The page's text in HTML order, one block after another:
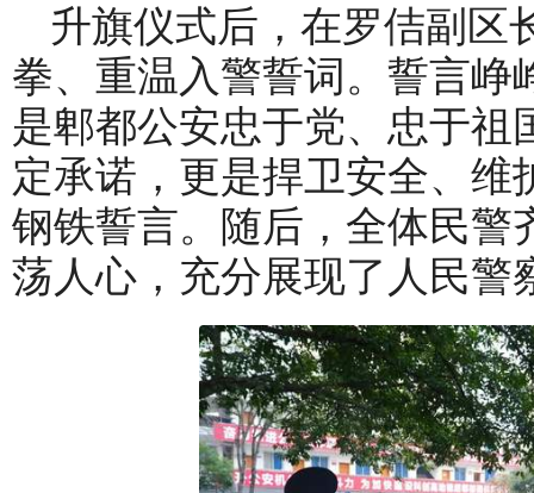
升旗仪式后，在罗佶副区
拳、重温入警誓词。誓言峥
是郫都公安忠于党、忠于
定承诺，更是捍卫安全、
钢铁誓言。随后，全体民警
荡人心，充分展现了人民警